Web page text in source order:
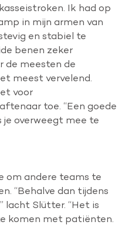
Ik had op
in mijn armen van
en stabiel te
benen zeker
de meesten de
meest vervelend.
voor
toe. “Een goede
je overweegt mee te
om andere teams te
“Behalve dan tijdens
lacht Slütter. “Het is
komen met patiënten.